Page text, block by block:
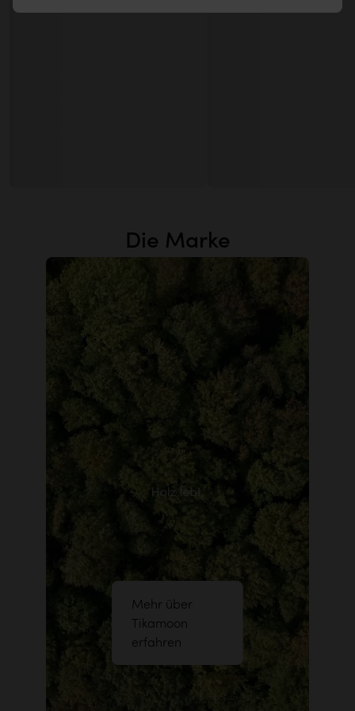
Die Marke
Mehr über
Tikamoon
erfahren